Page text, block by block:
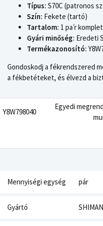
Típus: S70C (patronos
Szín: Fekete (tartó)
Tartalom: 1 paˊr
Gyári minőség: Eredeti
Termékazonosító:
Gondoskodj a fékrendszered
a fékbetéteket, és élvezd a
Y8W798040
Egyedi
Mennyiségi egység pár
Gyártó